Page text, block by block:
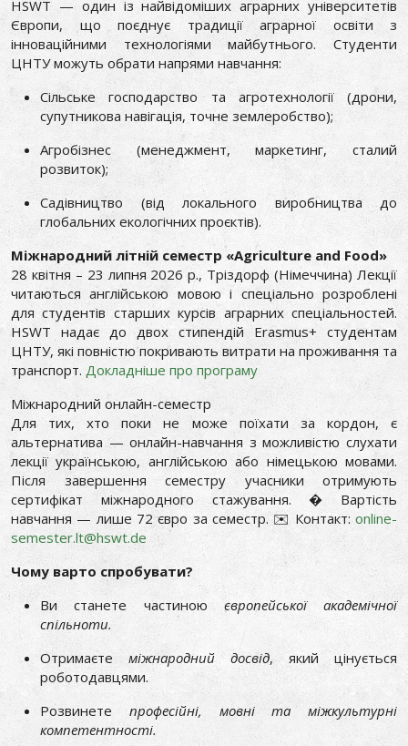
HSWT — один із найвідоміших аграрних університетів
Європи, що поєднує традиції аграрної освіти з
інноваційними технологіями майбутнього. Студенти
ЦНТУ можуть обрати напрями навчання:
Сільське господарство та агротехнології (дрони,
супутникова навігація, точне землеробство);
Агробізнес (менеджмент, маркетинг, сталий
розвиток);
Садівництво (від локального виробництва до
глобальних екологічних проєктів).
Міжнародний літній семестр «Agriculture and Food»
28 квітня – 23 липня 2026 р., Тріздорф (Німеччина) Лекції
читаються англійською мовою і спеціально розроблені
для студентів старших курсів аграрних спеціальностей.
HSWT надає до двох стипендій Erasmus+ студентам
ЦНТУ, які повністю покривають витрати на проживання та
транспорт. Докладніше про програму
Міжнародний онлайн-семестр
Для тих, хто поки не може поїхати за кордон, є
альтернатива — онлайн-навчання з можливістю слухати
лекції українською, англійською або німецькою мовами.
Після завершення семестру учасники отримують
сертифікат міжнародного стажування. � Вартість
навчання — лише 72 євро за семестр. ✉️ Контакт: online-
semester.lt@hswt.de
Чому варто спробувати?
Ви станете частиною європейської академічної
спільноти.
Отримаєте міжнародний досвід, який цінується
роботодавцями.
Розвинете професійні, мовні та міжкультурні
компетентності.